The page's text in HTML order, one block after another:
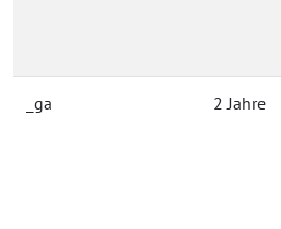
_ga 2 Jahre